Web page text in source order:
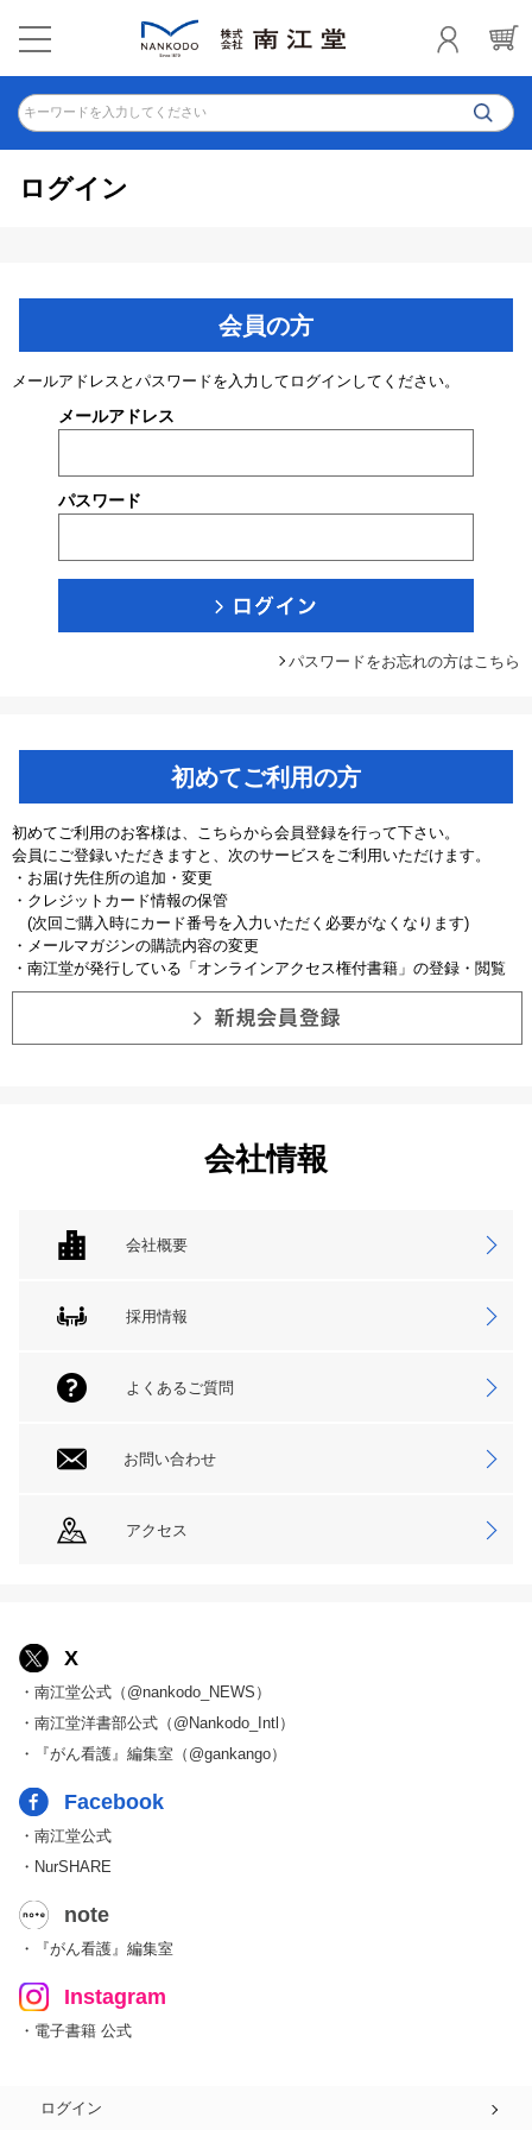
キーワードを入力してください
ログイン
会員の方
メールアドレスとパスワードを入力してログインしてください。
メールアドレス
パスワード
パスワードをお忘れの方はこちら
初めてご利用の方
初めてご利用のお客様は、こちらから会員登録を行って下さい。
会員にご登録いただきますと、次のサービスをご利用いただけます。
・お届け先住所の追加・変更
・クレジットカード情報の保管
(次回ご購入時にカード番号を入力いただく必要がなくなります)
・メールマガジンの購読内容の変更
・南江堂が発行している「オンラインアクセス権付書籍」の登録・閲覧
会社情報
会社概要
採用情報
よくあるご質問
お問い合わせ
アクセス
X
・南江堂公式（@nankodo_NEWS）
・南江堂洋書部公式（@Nankodo_Intl）
・『がん看護』編集室（@gankango）
Facebook
・南江堂公式
・NurSHARE
note
・『がん看護』編集室
Instagram
・電子書籍 公式
ログイン